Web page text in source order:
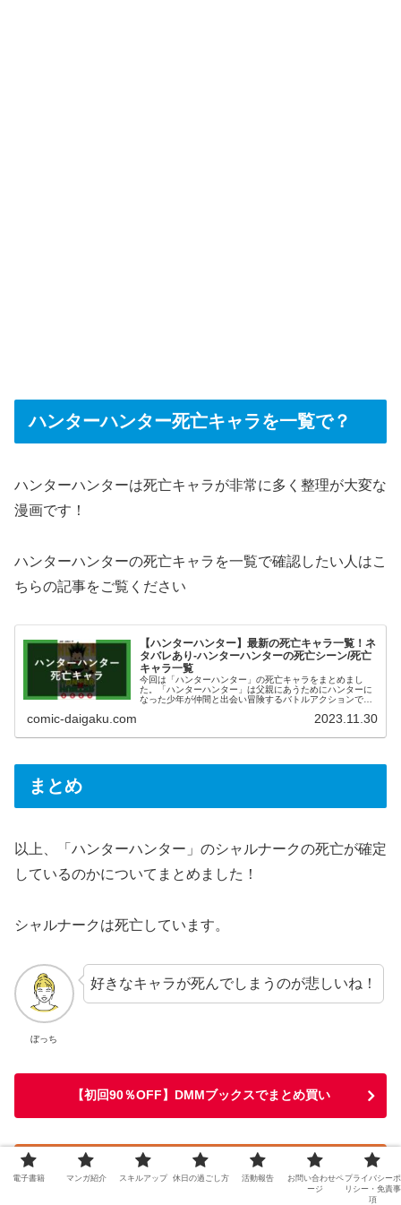
ハンターハンター死亡キャラを一覧で？
ハンターハンターは死亡キャラが非常に多く整理が大変な
漫画です！
ハンターハンターの死亡キャラを一覧で確認したい人はこ
ちらの記事をご覧ください
【ハンターハンター】最新の死亡キャラ一覧！ネ
タバレあり-ハンターハンターの死亡シーン/死亡
キャラ一覧
今回は「ハンターハンター」の死亡キャラをまとめまし
た。「ハンターハンター」は父親にあうためにハンターに
なった少年が仲間と出会い冒険するバトルアクションで
ちらの記事をご覧ください。ネテロ会長 カイト ヴォー
comic-daigaku.com 2023.11.30
まとめ
以上、「ハンターハンター」のシャルナークの死亡が確定
しているのかについてまとめました！
シャルナークは死亡しています。
ぼっち
好きなキャラが死んでしまうのが悲しいね！
【初回90％OFF】DMMブックスでまとめ買い
【ポイント70倍】楽天Koboで購入する
電子書籍 マンガ紹介 スキルアップ 休日の過ごし方 活動報告
お問い合わせペ
ージ
プライバシーポ
リシー・免責事
項